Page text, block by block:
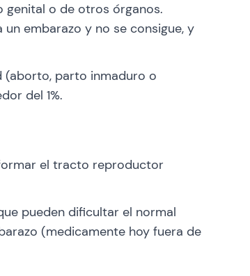
genital o de otros órganos.
embarazo y no se consigue, y
(aborto, parto inmaduro o
del 1%.
el tracto reproductor
pueden dificultar el normal
(medicamente hoy fuera de